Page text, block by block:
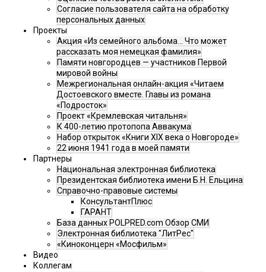
Согласие пользователя сайта на обработку
персональных данных
Проекты
Акция «Из семейного альбома... Что может
рассказать моя немецкая фамилия»
Памяти новгородцев — участников Первой
мировой войны
Межрегиональная онлайн-акция «Читаем
Достоевского вместе. Главы из романа
«Подросток»
Проект «Кремлевская читальня»
К 400-летию протопопа Аввакума
Набор открыток «Книги XIX века о Новгороде»
22 июня 1941 года в моей памяти
Партнеры
Национальная электронная библиотека
Президентская библиотека имени Б.Н. Ельцина
Справочно-правовые системы
КонсультантПлюс
ГАРАНТ
База данных POLPRED.com Обзор СМИ
Электронная библиотека "ЛитРес"
«Киноконцерн «Мосфильм»
Видео
Коллегам